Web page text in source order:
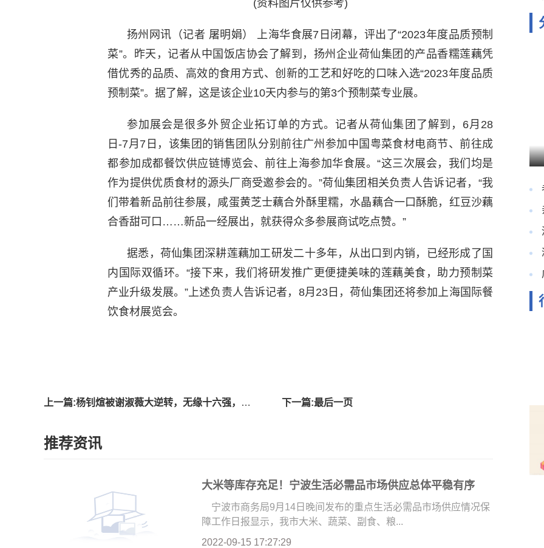
(资料图片仅供参考)
扬州网讯（记者 屠明娟） 上海华食展7日闭幕，评出了“2023年度品质预制
菜”。昨天，记者从中国饭店协会了解到，扬州企业荷仙集团的产品香糯莲藕凭
借优秀的品质、高效的食用方式、创新的工艺和好吃的口味入选“2023年度品质
预制菜”。据了解，这是该企业10天内参与的第3个预制菜专业展。
参加展会是很多外贸企业拓订单的方式。记者从荷仙集团了解到，6月28
日-7月7日，该集团的销售团队分别前往广州参加中国粤菜食材电商节、前往成
都参加成都餐饮供应链博览会、前往上海参加华食展。“这三次展会，我们均是
作为提供优质食材的源头厂商受邀参会的。”荷仙集团相关负责人告诉记者，“我
们带着新品前往参展，咸蛋黄芝士藕合外酥里糯，水晶藕合一口酥脆，红豆沙藕
合香甜可口……新品一经展出，就获得众多参展商试吃点赞。”
据悉，荷仙集团深耕莲藕加工研发二十多年，从出口到内销，已经形成了国
内国际双循环。“接下来，我们将研发推广更便捷美味的莲藕美食，助力预制菜
产业升级发展。”上述负责人告诉记者，8月23日，荷仙集团还将参加上海国际餐
饮食材展览会。
上一篇:杨钊煊被谢淑薇大逆转，无缘十六强，王欣瑜的运气真不错 下一篇:最后一页
推荐资讯
大米等库存充足！宁波生活必需品市场供应总体平稳有序
宁波市商务局9月14日晚间发布的重点生活必需品市场供应情况保
障工作日报显示，我市大米、蔬菜、副食、粮...
2022-09-15 17:27:29